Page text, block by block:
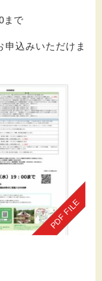
まで
込みいただけま